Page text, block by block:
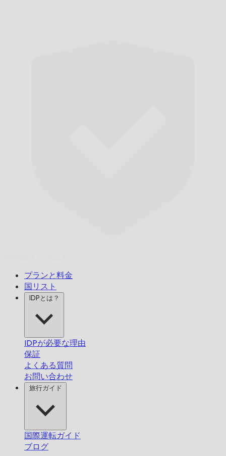
プランと料金
国リスト
IDPとは？
IDPが必要な理由
保証
よくある質問
お問い合わせ
旅行ガイド
国際運転ガイド
ブログ